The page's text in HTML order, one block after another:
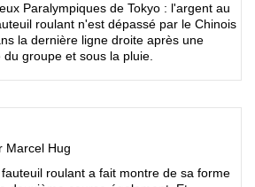
Paralympiques de Tokyo : l'argent au
roulant n'est dépassé par le Chinois
la dernière ligne droite après une
groupe et sous la pluie.
Marcel Hug
fauteuil roulant a fait montre de sa forme